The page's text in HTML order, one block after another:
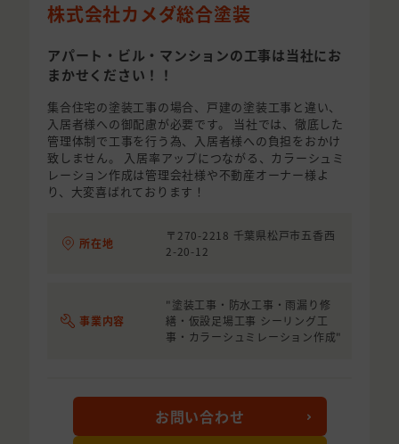
株式会社カメダ総合塗装
アパート・ビル・マンションの工事は当社にお
まかせください！！
集合住宅の塗装工事の場合、戸建の塗装工事と違い、
入居者様への御配慮が必要です。 当社では、徹底した
管理体制で工事を行う為、入居者様への負担をおかけ
致しません。 入居率アップにつながる、カラーシュミ
レーション作成は管理会社様や不動産オーナー様よ
り、大変喜ばれております！
所在地
〒270-2218 千葉県松戸市五香西
2-20-12
事業内容
"塗装工事・防水工事・雨漏り修
繕・仮設足場工事 シーリング工
事・カラーシュミレーション作成"
お問い合わせ